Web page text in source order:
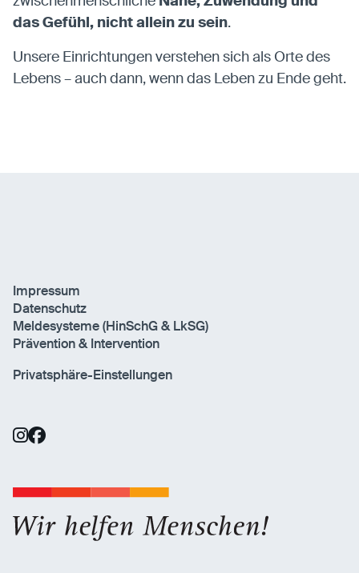
das Gefühl, nicht allein zu sein.
Unsere Einrichtungen verstehen sich als Orte des
Lebens – auch dann, wenn das Leben zu Ende geht.
Impressum
Datenschutz
Meldesysteme (HinSchG & LkSG)
Prävention & Intervention
Privatsphäre-Einstellungen